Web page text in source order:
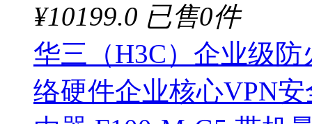
¥10199.0 已售0件
华三（H3C）企业级防
络硬件企业核心VPN